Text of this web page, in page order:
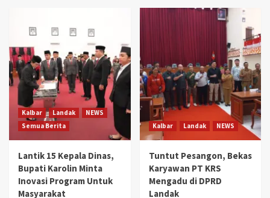
Kalbar Landak
NEWS
Semua Berita
Lantik 15 Kepala Dinas,
Bupati Karolin Minta
Inovasi Program Untuk
Masyarakat
Kalbar Landak NEWS
Tuntut Pesangon, Bekas
Karyawan PT KRS
Mengadu di DPRD
Landak